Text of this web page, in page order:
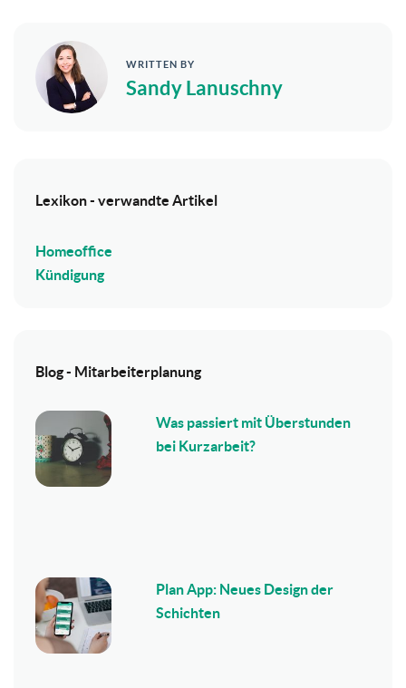
WRITTEN BY
Sandy Lanuschny
Lexikon - verwandte Artikel
Homeoffice
Kündigung
Blog - Mitarbeiterplanung
Was passiert mit Überstunden
bei Kurzarbeit?
Plan App: Neues Design der
Schichten